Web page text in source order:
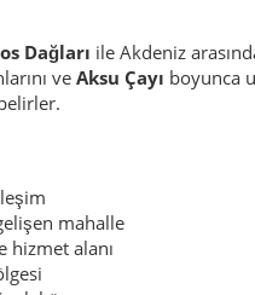
Dağları ile Akdeniz
ve Aksu Çayı boyunca
mahalle
hizmet alanı